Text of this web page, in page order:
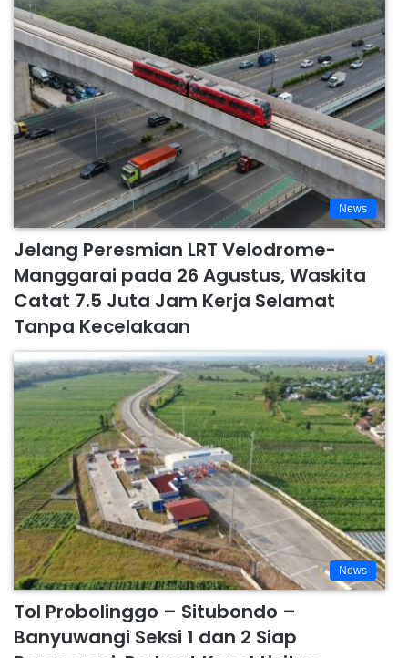
News
Jelang Peresmian LRT Velodrome-
Manggarai pada 26 Agustus, Waskita
Catat 7.5 Juta Jam Kerja Selamat
Tanpa Kecelakaan
News
Tol Probolinggo – Situbondo –
Banyuwangi Seksi 1 dan 2 Siap